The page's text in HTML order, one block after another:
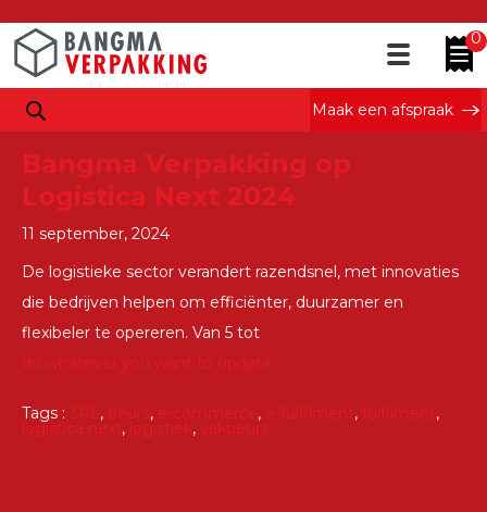
0
Maak een afspraak
Tag Archieven : logistica
next
Bangma Verpakking op
Logistica Next 2024
11 september, 2024
De logistieke sector verandert razendsnel, met innovaties
die bedrijven helpen om efficiënter, duurzamer en
flexibeler te opereren. Van 5 tot
do whatever you want to update
Tags : 3PL, beurs, e-commerce, e-fulfilment, fulfilment,
logistica next, logistiek, vakbeurs